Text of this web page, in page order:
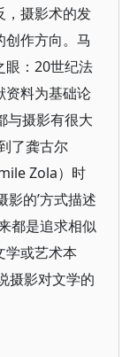
，摄影术的发
创作方向。马
眼：20世纪法
资料为基础论
与摄影有很大
了龚古尔
Zola）时
影的’方式描述
都是追求相似
学或艺术本
摄影对文学的